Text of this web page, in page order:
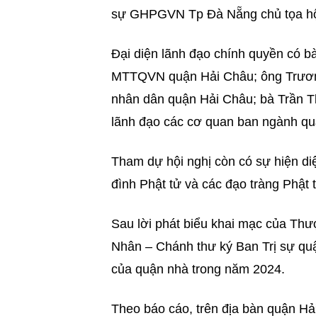
sự GHPGVN Tp Đà Nẵng chủ tọa
Đại diện lãnh đạo chính quyền có
MTTQVN quận Hải Châu; ông
nhân dân quận Hải Châu; bà Trần
lãnh đạo các cơ quan ban ngành
Tham dự hội nghị còn có sự hiện
đình Phật tử và các đạo tràng
Sau lời phát biểu khai mạc của
Nhân – Chánh thư ký Ban Trị sự
của quận nhà trong năm 2024.
Theo báo cáo, trên địa bàn quận